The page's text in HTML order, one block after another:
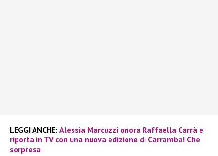
LEGGI ANCHE: Alessia Marcuzzi onora Raffaella Carrà e
riporta in TV con una nuova edizione di Carramba! Che
sorpresa